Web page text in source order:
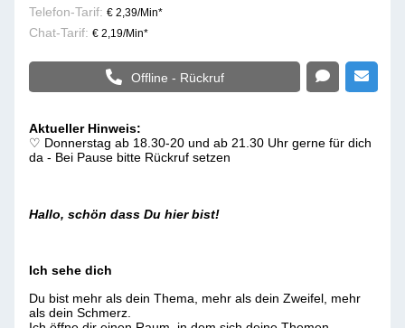
Telefon-Tarif: € 2,39/Min*
Chat-Tarif: € 2,19/Min*
Offline - Rückruf
Aktueller Hinweis:
♡ Donnerstag ab 18.30-20 und ab 21.30 Uhr gerne für dich
da - Bei Pause bitte Rückruf setzen ⁠
Hallo, schön dass Du hier bist!
Ich sehe dich
Du bist mehr als dein Thema, mehr als dein Zweifel, mehr
als dein Schmerz.